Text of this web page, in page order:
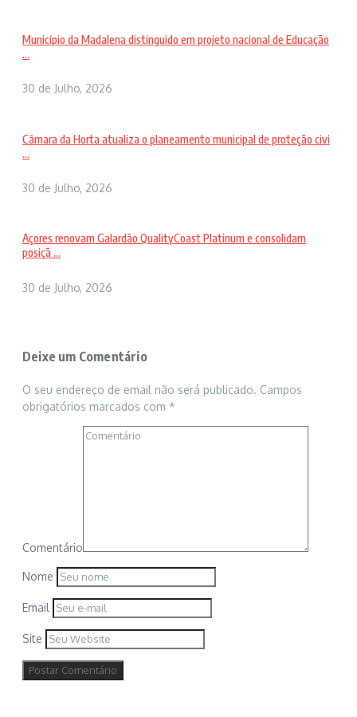
Município da Madalena distinguido em projeto nacional de Educação
...
30 de Julho, 2026
Câmara da Horta atualiza o planeamento municipal de proteção civi
...
30 de Julho, 2026
Açores renovam Galardão QualityCoast Platinum e consolidam
posiçã ...
30 de Julho, 2026
Deixe um Comentário
O seu endereço de email não será publicado. Campos
obrigatórios marcados com *
Comentário
Nome
Email
Site